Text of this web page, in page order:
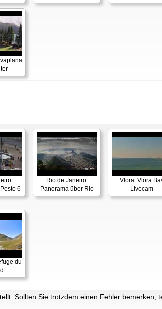
6
Rio de Janeiro:
Panorama über Rio
Vlora: Vlora
Livecam
du
Sollten Sie trotzdem einen Fehler bemerken,